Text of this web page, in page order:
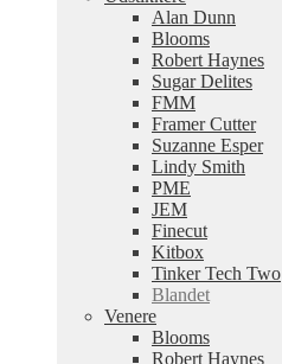
Alan Dunn
Blooms
Robert Haynes
Sugar Delites
FMM
Framer Cutter
Suzanne Esper
Lindy Smith
PME
JEM
Finecut
Kitbox
Tinker Tech Two
Blandet
Venere
Blooms
Robert Haynes